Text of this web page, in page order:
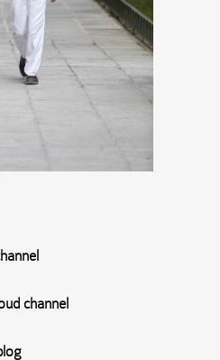
channel